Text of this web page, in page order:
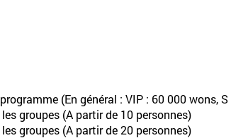
(En général : VIP : 60 000 wons,
groupes (A partir de 10 personnes)
groupes (A partir de 20 personnes)